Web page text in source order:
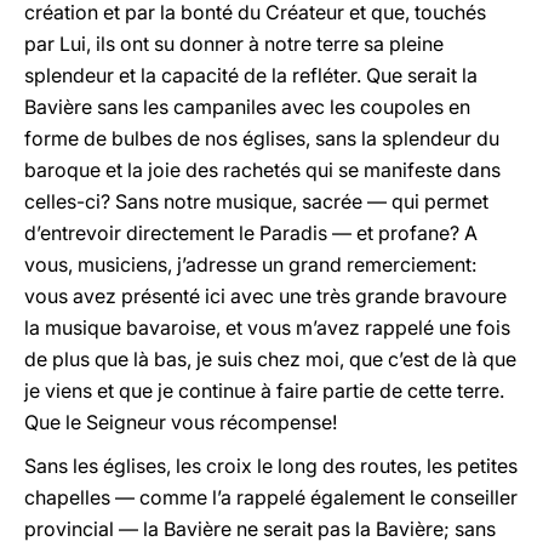
création et par la bonté du Créateur et que, touchés
par Lui, ils ont su donner à notre terre sa pleine
splendeur et la capacité de la refléter. Que serait la
Bavière sans les campaniles avec les coupoles en
forme de bulbes de nos églises, sans la splendeur du
baroque et la joie des rachetés qui se manifeste dans
celles-ci? Sans notre musique, sacrée — qui permet
d’entrevoir directement le Paradis — et profane? A
vous, musiciens, j’adresse un grand remerciement:
vous avez présenté ici avec une très grande bravoure
la musique bavaroise, et vous m’avez rappelé une fois
de plus que là bas, je suis chez moi, que c’est de là que
je viens et que je continue à faire partie de cette terre.
Que le Seigneur vous récompense!
Sans les églises, les croix le long des routes, les petites
chapelles — comme l’a rappelé également le conseiller
provincial — la Bavière ne serait pas la Bavière; sans